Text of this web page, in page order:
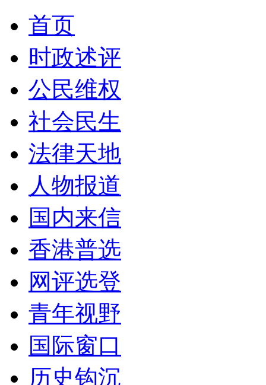
首页
时政述评
公民维权
社会民生
法律天地
人物报道
国内来信
香港普选
网评选登
青年视野
国际窗口
历史钩沉